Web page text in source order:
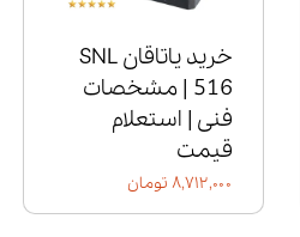
خرید یاتاقان SNL
516 | مشخصات
فنی | استعلام
قیمت
۸,۷۱۲,۰۰۰ تومان